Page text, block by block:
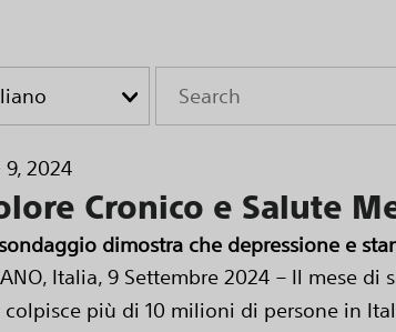
9, 2024
Cronico e Salute
dimostra che depressione e
Italia, 9 Settembre 2024 – Il mese
colpisce più di 10 milioni di persone in